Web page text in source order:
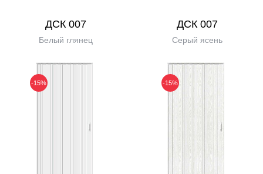
ДСК 007
Белый глянец
-15%
ДСК 007
Серый ясень
-15%